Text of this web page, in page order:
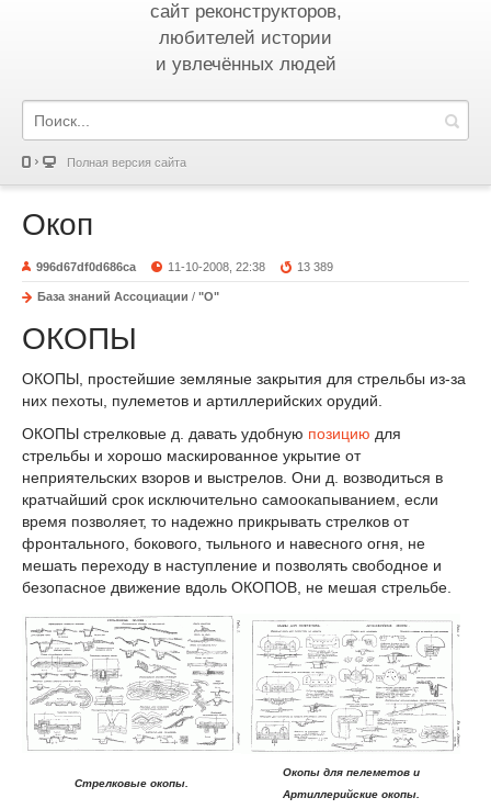
сайт реконструкторов,
любителей истории
и увлечённых людей
Полная версия сайта
Окоп
996d67df0d686ca 11-10-2008, 22:38 13 389
База знаний Ассоциации / "О"
ОКОПЫ
ОКОПЫ, простейшие земляные закрытия для стрельбы из-за
них пехоты, пулеметов и артиллерийских орудий.
ОКОПЫ стрелковые д. давать удобную позицию для
стрельбы и хорошо маскированное укрытие от
неприятельских взоров и выстрелов. Они д. возводиться в
кратчайший срок исключительно самоокапыванием, если
время позволяет, то надежно прикрывать стрелков от
фронтального, бокового, тыльного и навесного огня, не
мешать переходу в наступление и позволять свободное и
безопасное движение вдоль ОКОПОВ, не мешая стрельбе.
Стрелковые окопы.
Окопы для пелеметов и
Артиллерийские окопы.